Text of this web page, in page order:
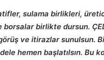
sulama birlikleri,
borsalar birlikte dursun.
ve itirazlar sunulsun.
hemen başlatılsın. Bu